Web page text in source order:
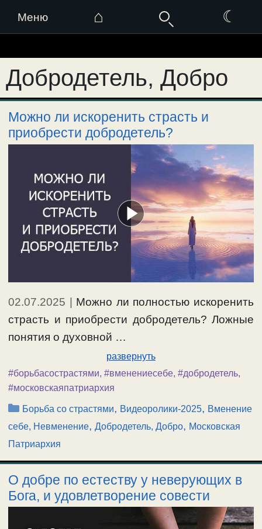
Меню ⌂ ☾
к
содержимому
Добродетель, Добро
Можно ли искоренить страсть и
приобрести добродетель?
02.07.2025 | Можно ли полностью искоренить
страсть и приобрести добродетель? Ложные
понятия о духовной …
развернуть
#борьбасострастями, #вменениесебе, #добродетель,
#московскаяпатриархия
Рубрики
Борьба со страстями, Видеоролики-2025, Вменение
себе, Невменение, Добродетель, Добро, Московская
Патриархия
О добре по естеству у неверующих в
Бога, и удовлетворение совести